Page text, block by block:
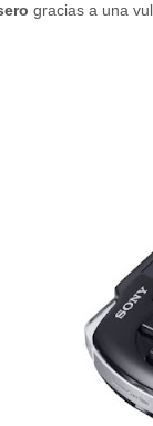
gracias a una